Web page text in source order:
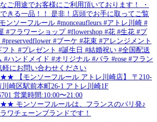
ご用途でお客様にご利用頂いております！ ・
きる一品！！ 是非！店頭でお手に取ってご覧
ンソーフルール #monceaufleurs #アトレ川崎 #
#フラワーショップ #flowershop #花 #生花 #プ
#ブーケ #花束 #アレンジメント
ト #プレゼント #誕生日 #結婚祝い #全国配送
#ハンドメイド #オリジナル #バラ #rose #フラン
軽にお問い合わせください
ンソーフルール アトレ川崎店】 〒210-
崎区駅前本町26-1 アトレ川崎1F
営業時間:10:00〜21:00
ソーフルールは、フランスのパリ発♪
ワチェーンブランドです！